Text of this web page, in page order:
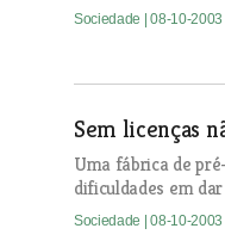
Sociedade | 08-10-2003
Sem licenças
Uma fábrica de
dificuldades em
Sociedade | 08-10-2003